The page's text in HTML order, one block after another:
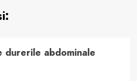
durerile abdominale